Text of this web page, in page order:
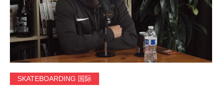
SKATEBOARDING 国际